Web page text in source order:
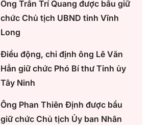
Ông Trần Trí Quang được bầu giữ
chức Chủ tịch UBND tỉnh Vĩnh
Long
Điều động, chỉ định ông Lê Văn
Hẳn giữ chức Phó Bí thư Tỉnh ủy
Tây Ninh
Ông Phan Thiên Định được bầu
giữ chức Chủ tịch Ủy ban Nhân